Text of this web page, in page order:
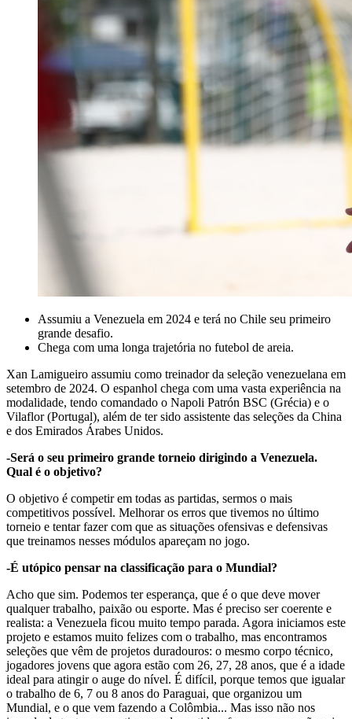
Assumiu a Venezuela em 2024 e terá no Chile seu primeiro
grande desafio.
Chega com uma longa trajetória no futebol de areia.
Xan Lamigueiro assumiu como treinador da seleção venezuelana em
setembro de 2024. O espanhol chega com uma vasta experiência na
modalidade, tendo comandado o Napoli Patrón BSC (Grécia) e o
Vilaflor (Portugal), além de ter sido assistente das seleções da China
e dos Emirados Árabes Unidos.
-Será o seu primeiro grande torneio dirigindo a Venezuela.
Qual é o objetivo?
O objetivo é competir em todas as partidas, sermos o mais
competitivos possível. Melhorar os erros que tivemos no último
torneio e tentar fazer com que as situações ofensivas e defensivas
que treinamos nesses módulos apareçam no jogo.
-É utópico pensar na classificação para o Mundial?
Acho que sim. Podemos ter esperança, que é o que deve mover
qualquer trabalho, paixão ou esporte. Mas é preciso ser coerente e
realista: a Venezuela ficou muito tempo parada. Agora iniciamos este
projeto e estamos muito felizes com o trabalho, mas encontramos
seleções que vêm de projetos duradouros: o mesmo corpo técnico,
jogadores jovens que agora estão com 26, 27, 28 anos, que é a idade
ideal para atingir o auge do nível. É difícil, porque temos que igualar
o trabalho de 6, 7 ou 8 anos do Paraguai, que organizou um
Mundial, e o que vem fazendo a Colômbia... Mas isso não nos